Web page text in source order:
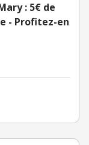
: 5€ de
- Profitez-en